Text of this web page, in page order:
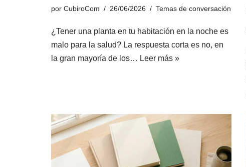
por CubiroCom 26/06/2026 Temas de conversación
¿Tener una planta en tu habitación en la noche es
malo para la salud? La respuesta corta es no, en
la gran mayoría de los… Leer más »